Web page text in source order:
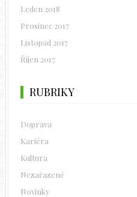
Leden 2018
Prosinec 2017
Listopad 2017
Říjen 2017
RUBRIKY
Doprava
Kariéra
Kultura
Nezařazené
Novinky